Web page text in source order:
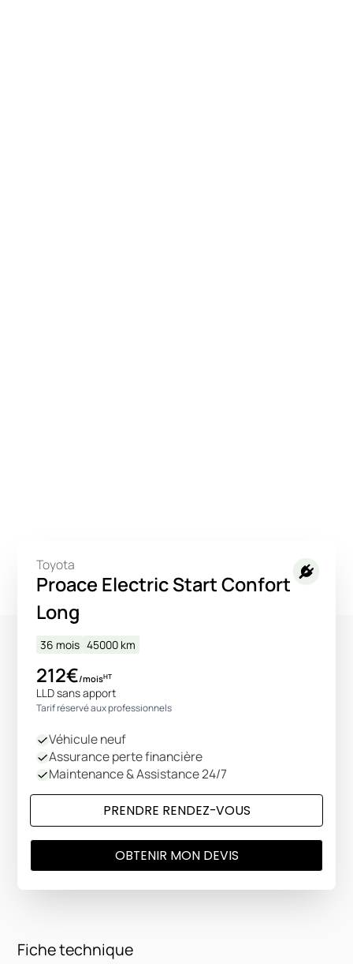
Fiche technique
Toyota
Proace Electric Start Confort
Long
36 mois 45000 km
212€/moisHT
LLD sans apport
Tarif réservé aux professionnels
Véhicule neuf
Assurance perte financière
Maintenance & Assistance 24/7
PRENDRE RENDEZ-VOUS
OBTENIR MON DEVIS